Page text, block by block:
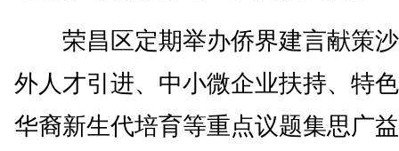
荣昌区定期举办侨界建言献策沙
外人才引进、中小微企业扶持、特
华裔新生代培育等重点议题集思广